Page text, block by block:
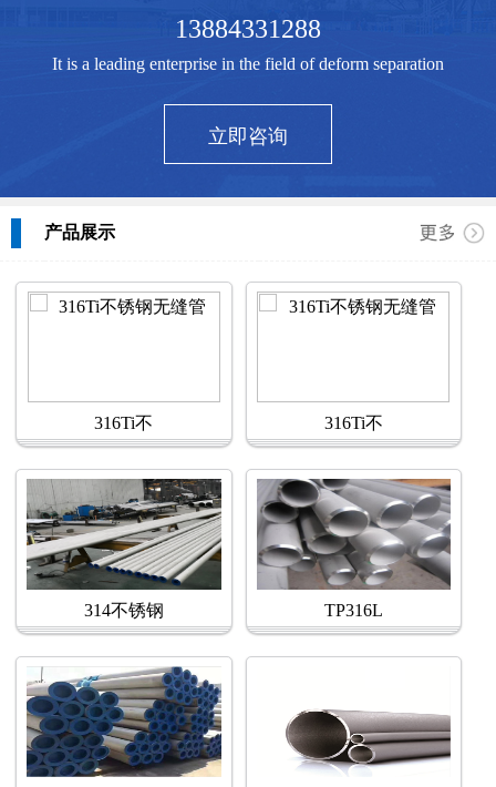
13884331288
It is a leading enterprise in the field of deform separation
立即咨询
产品展示
316Ti不 316Ti不
314不锈钢 TP316L